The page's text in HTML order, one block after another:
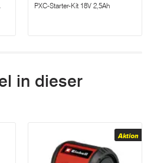
PXC-Starter-Kit 18V 2,5Ah
in dieser
Aktion